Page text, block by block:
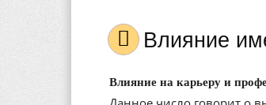
Влияние
Влияние на карьеру и